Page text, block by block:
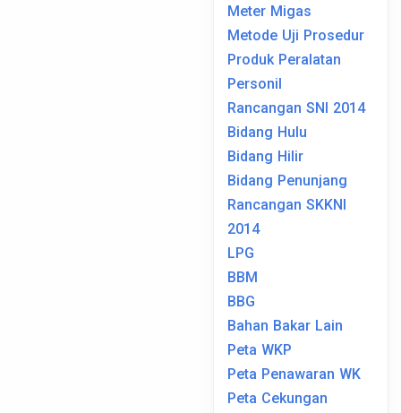
Meter Migas
Metode Uji Prosedur
Produk Peralatan
Personil
Rancangan SNI 2014
Bidang Hulu
Bidang Hilir
Bidang Penunjang
Rancangan SKKNI
2014
LPG
BBM
BBG
Bahan Bakar Lain
Peta WKP
Peta Penawaran WK
Peta Cekungan